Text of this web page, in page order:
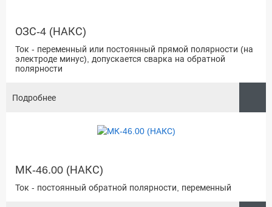
ОЗС-4 (НАКС)
Ток - переменный или постоянный прямой полярности (на
электроде минус), допускается сварка на обратной
полярности
Подробнее
МК-46.00 (НАКС)
Ток - постоянный обратной полярности, переменный